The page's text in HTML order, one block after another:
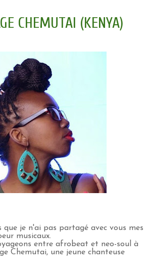
CHEMUTAI (KENYA)
je n'ai pas partagé avec vous mes
musicaux.
entre afrobeat et neo-soul à
Chemutai, une jeune chanteuse